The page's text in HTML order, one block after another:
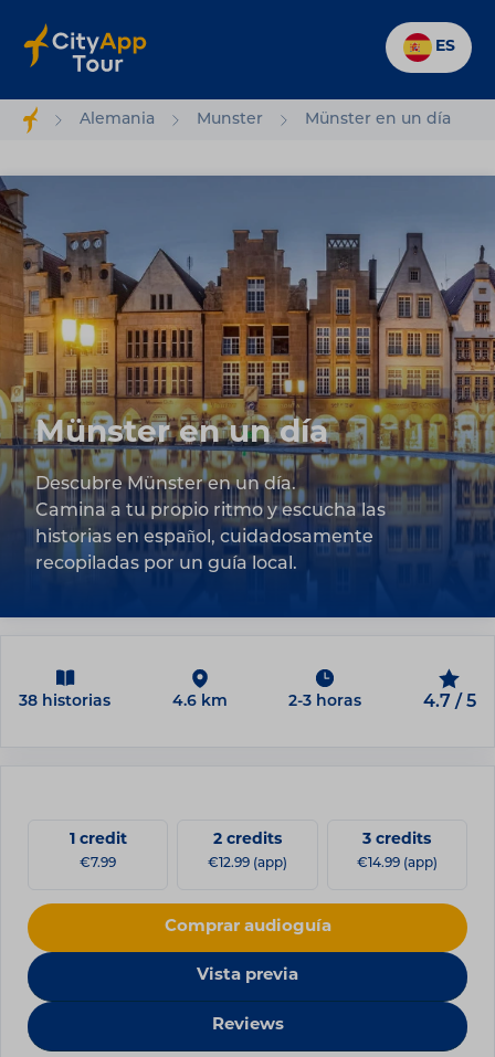
ES
Alemania Munster Münster en un día
Münster en un día
Descubre Münster en un día.
Camina a tu propio ritmo y escucha las
historias en español, cuidadosamente
recopiladas por un guía local.
38 historias 4.6 km 2-3 horas 4.7 / 5
1 credit
€7.99
2 credits
€12.99 (app)
3 credits
€14.99 (app)
Comprar audioguía
Vista previa
Reviews